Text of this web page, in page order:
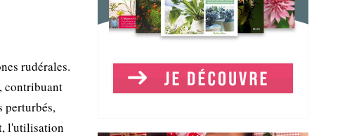
rudérales.
contribuant
perturbés,
l'utilisation